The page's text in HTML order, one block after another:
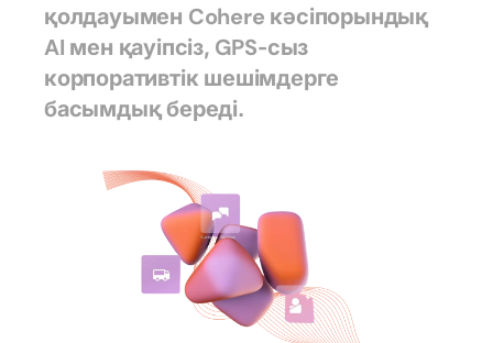
қолдауымен Cohere кәсіпорындық
AI мен қауіпсіз, GPS-сыз
корпоративтік шешімдерге
басымдық береді.